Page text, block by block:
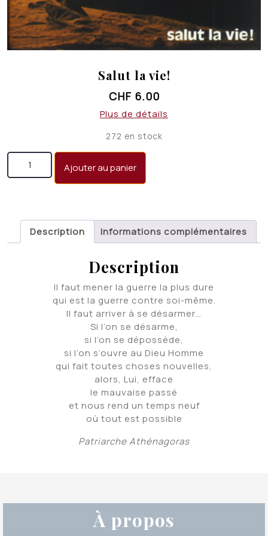
Salut la vie!
CHF 6.00
Plus de détails
272 en stock
quantité de Salut la vie!
Ajouter au panier
Description Informations complémentaires
Description
Il faut mener la guerre la plus dure
qui est la guerre contre soi-même.
Il faut arriver à se désarmer…
Si l’on se désarme,
si l’on se dépossède,
si l’on s’ouvre au Dieu Homme
qui fait toutes choses nouvelles,
alors, Lui, efface
le mauvaise passé
et nous rend un temps neuf
où tout est possible
Patriarche Athénagoras
À propos